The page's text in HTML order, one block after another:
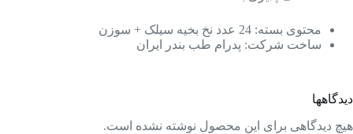
محتوی بسته: 24 عدد نخ بخیه سیلک + سوزن
ساخت شرکت: پدرام طب بندر ایران
دیدگاهها
هیچ دیدگاهی برای این محصول نوشته نشده است.